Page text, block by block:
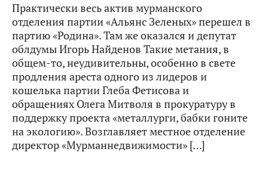
Практически весь актив мурманского
отделения партии «Альянс Зеленых» перешел в
партию «Родина». Там же оказался и депутат
облдумы Игорь Найденов Такие метания, в
общем-то, неудивительны, особенно в свете
продления ареста одного из лидеров и
кошелька партии Глеба Фетисова и
обращениях Олега Митволя в прокуратуру в
поддержку проекта «металлурги, бабки гоните
на экологию». Возглавляет местное отделение
директор «Мурманнедвижимости» […]